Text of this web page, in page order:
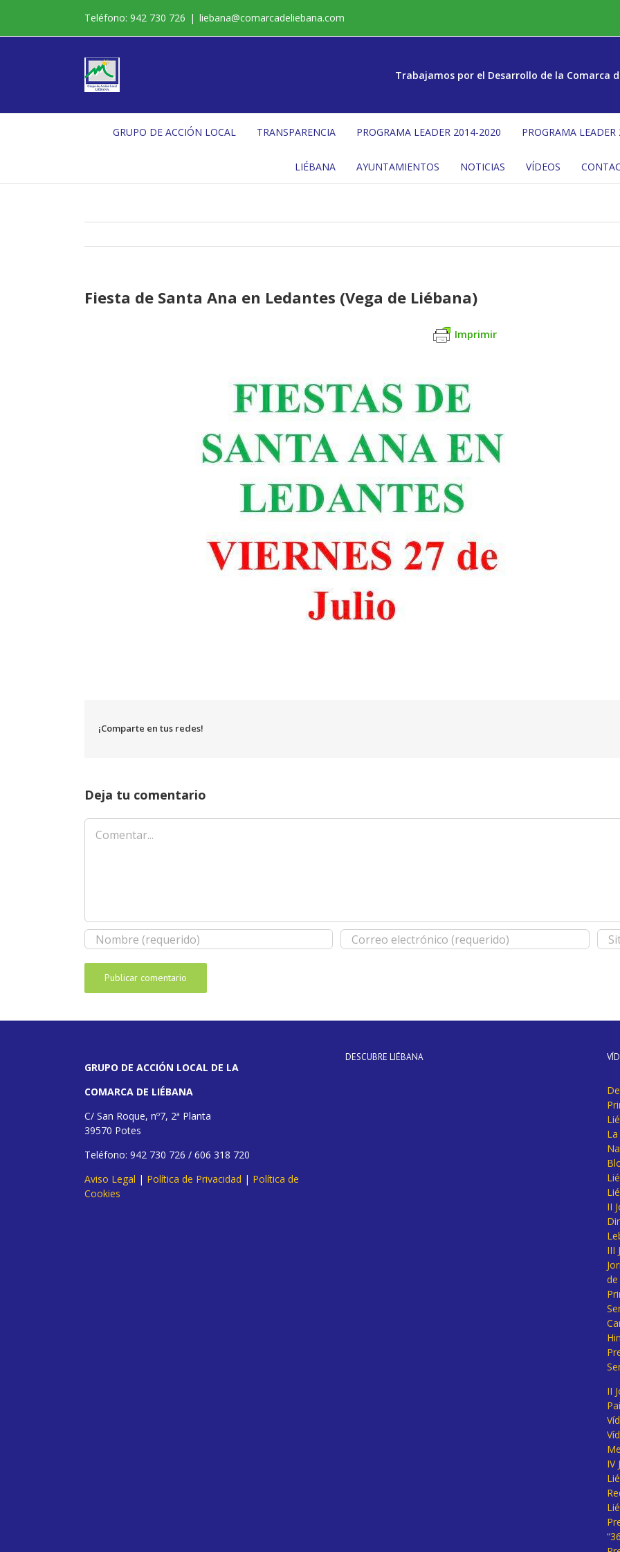
contenido
Teléfono: 942 730 726 | liebana@comarcadeliebana.com
Trabajamos por el Desarrollo de la Comarca
GRUPO DE ACCIÓN LOCAL TRANSPARENCIA PROGRAMA LEADER 2014-2020 PROGRAMA
LIÉBANA AYUNTAMIENTOS NOTICIAS VÍDEOS
Fiesta de Santa Ana en Ledantes (Vega de Liébana)
Imprimir
¡Comparte en tus redes!
Deja tu comentario
Comentar
GRUPO DE ACCIÓN LOCAL DE LA
COMARCA DE LIÉBANA
C/ San Roque, nº7, 2ª Planta
39570 Potes
Teléfono: 942 730 726 / 606 318 720
Aviso Legal | Política de Privacidad | Política de
Cookies
DESCUBRE LIÉBANA
II
III
II
IV